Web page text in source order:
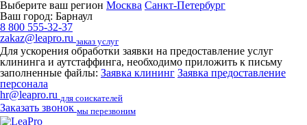
Выберите ваш регион Москва Санкт-Петербург
Ваш город: Барнаул
8 800 555-32-37
zakaz@leapro.ru заказ услуг
Для ускорения обработки заявки на предоставление услуг
клининга и аутстаффинга, необходимо приложить к письму
заполненные файлы: Заявка клининг Заявка предоставление
персонала
hr@leapro.ru для соискателей
Заказать звонок мы перезвоним